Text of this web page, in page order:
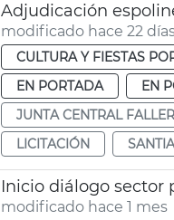
Adjudicación
modificado hace 22
CULTURA Y FIESTAS
EN PORTADA
EN
JUNTA CENTRAL
LICITACIÓN
Inicio diálogo sector
modificado hace 1 mes